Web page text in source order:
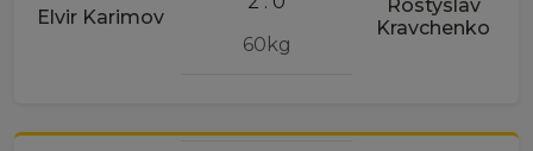
Elvir Karimov
60kg
Rostyslav
Kravchenko